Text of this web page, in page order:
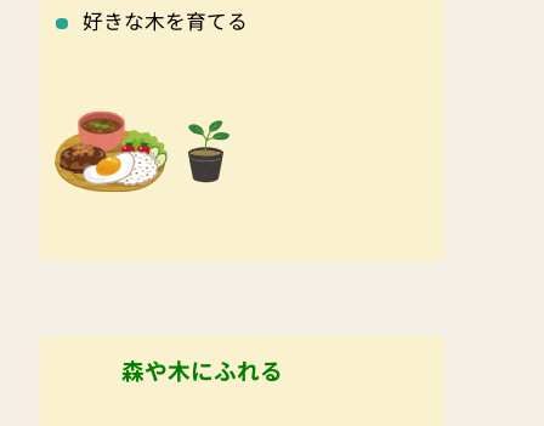
好きな木を育てる
森や木にふれる